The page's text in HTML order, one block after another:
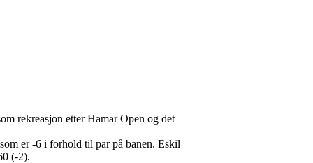
rekreasjon etter Hamar Open og det
er -6 i forhold til par på banen. Eskil
(-2).